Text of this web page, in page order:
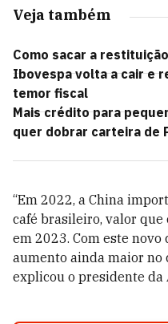
Veja também
Como sacar a
Ibovespa volta a cair e
temor fiscal
Mais crédito para
quer dobrar carteira de
“Em 2022, a China
café brasileiro, valor
em 2023. Com este
aumento ainda maior no
explicou o presidente da